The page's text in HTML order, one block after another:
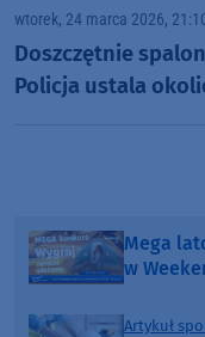
wtorek, 24 marca 2026,
Doszczętnie
Policja ustala
Mega
w
Artykuł